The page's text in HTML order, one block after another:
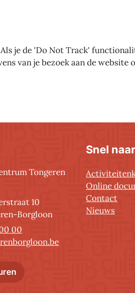
je de 'Do Not Track'
van je bezoek aan de website
Tongeren
10
Borgloon
00
Administratief centrum
Snel naar
Online
Contact
Nieuws